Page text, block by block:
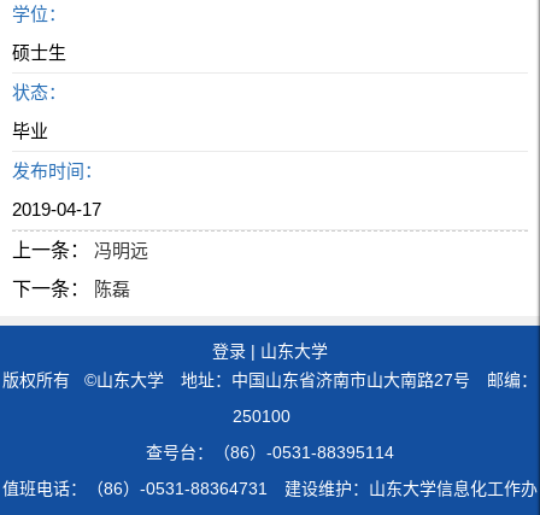
学位：
硕士生
状态：
毕业
发布时间：
2019-04-17
上一条：
冯明远
下一条：
陈磊
登录 | 山东大学
版权所有 ©山东大学 地址：中国山东省济南市山大南路27号 邮编：
250100
查号台：（86）-0531-88395114
值班电话：（86）-0531-88364731 建设维护：山东大学信息化工作办